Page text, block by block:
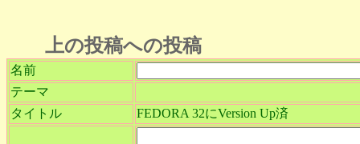
上の投稿への投稿
名前
テーマ
タイトル
FEDORA 32にVersion Up済